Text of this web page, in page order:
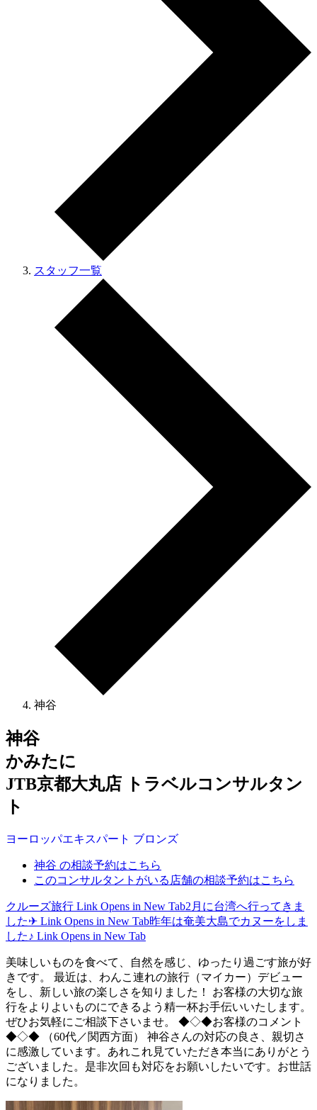
スタッフ一覧
神谷
神谷
かみたに
JTB京都大丸店 トラベルコンサルタン
ト
ヨーロッパエキスパート ブロンズ
神谷 の相談予約はこちら
このコンサルタントがいる店舗の相談予約はこちら
クルーズ旅行 Link Opens in New Tab2月に台湾へ行ってきま
した✈ Link Opens in New Tab昨年は奄美大島でカヌーをしま
した♪ Link Opens in New Tab
美味しいものを食べて、自然を感じ、ゆったり過ごす旅が好
きです。 最近は、わんこ連れの旅行（マイカー）デビュー
をし、新しい旅の楽しさを知りました！ お客様の大切な旅
行をよりよいものにできるよう精一杯お手伝いいたします。
ぜひお気軽にご相談下さいませ。 ◆◇◆お客様のコメント
◆◇◆ （60代／関西方面） 神谷さんの対応の良さ、親切さ
に感激しています。あれこれ見ていただき本当にありがとう
ございました。是非次回も対応をお願いしたいです。お世話
になりました。